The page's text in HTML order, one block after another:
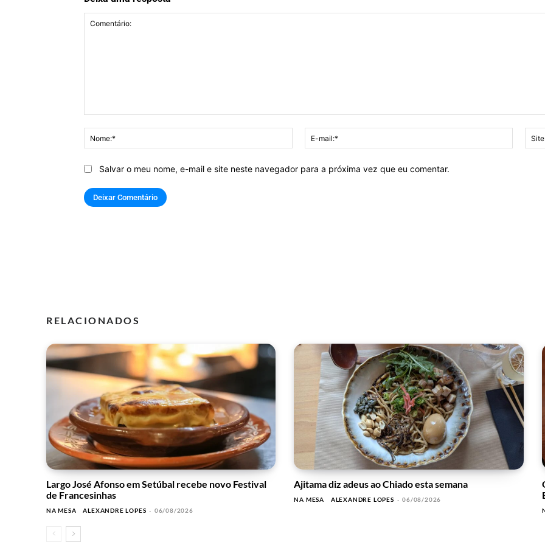
Nome:*
mail:*
Salvar o meu nome, e-mail e site neste navegador para a próxima vez que eu comentar.
RELACIONADOS
Largo José Afonso em Setúbal recebe novo Festival
de Francesinhas
NA MESA ALEXANDRE LOPES - 06/08/2026
Ajitama diz adeus ao Chiado esta semana
NA MESA ALEXANDRE LOPES - 06/08/2026